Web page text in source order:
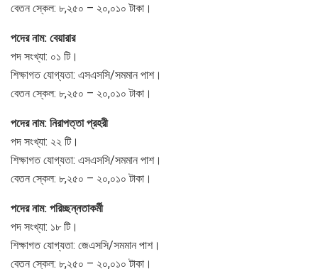
বেতন স্কেল: ৮,২৫০ – ২০,০১০ টাকা।
পদের নাম: বেয়ারার
পদ সংখ্যা: ০১ টি।
শিক্ষাগত যোগ্যতা: এসএসসি/সমমান পাশ।
বেতন স্কেল: ৮,২৫০ – ২০,০১০ টাকা।
পদের নাম: নিরাপত্তা প্রহরী
পদ সংখ্যা: ২২ টি।
শিক্ষাগত যোগ্যতা: এসএসসি/সমমান পাশ।
বেতন স্কেল: ৮,২৫০ – ২০,০১০ টাকা।
পদের নাম: পরিচ্ছন্নতাকর্মী
পদ সংখ্যা: ১৮ টি।
শিক্ষাগত যোগ্যতা: জেএসসি/সমমান পাশ।
বেতন স্কেল: ৮,২৫০ – ২০,০১০ টাকা।